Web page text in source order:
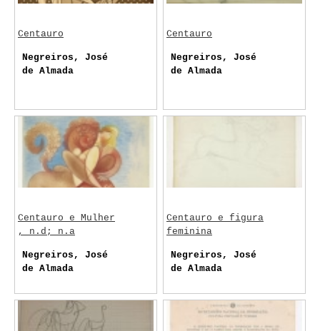
Centauro
Negreiros, José
de Almada
Centauro
Negreiros, José
de Almada
Centauro e Mulher
, n.d; n.a
Negreiros, José
de Almada
Centauro e figura
feminina
Negreiros, José
de Almada